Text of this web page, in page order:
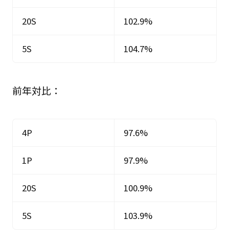
20S 102.9%
5S 104.7%
前年対比：
4P 97.6%
1P 97.9%
20S 100.9%
5S 103.9%